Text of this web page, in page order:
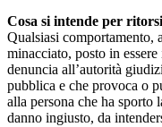
Cosa si intende per
Qualsiasi comportamento,
minacciato, posto in
denuncia all’autorità
pubblica e che provoca o
alla persona che ha sporto
danno ingiusto, da